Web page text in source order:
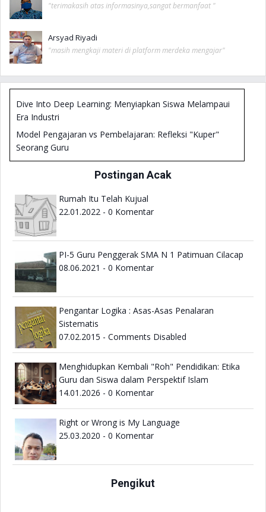
"terimakasih atas informasinya,sangat bermanfaat "
Arsyad Riyadi
"masih mengkaji materi di platform merdeka mengajar"
Dive Into Deep Learning: Menyiapkan Siswa Melampaui
Era Industri
Model Pengajaran vs Pembelajaran: Refleksi "Kuper"
Seorang Guru
Metodologi Penelitian IPA: Fondasi Riset Kelas di Era
Review Buku Deep Learning: Engage the World Change
the World
Belajar Bermakna dan Menyenangkan dengan
Diferensiasi
Sekolah Saja Tak Pernah Cukup dan Relevansinya dengan
Merdeka Belajar
Sekolah Dibubarkan Saja
Baca Buku Membangun Literasi Sains Peserta Didik
Postingan Acak
Rumah Itu Telah Kujual
22.01.2022 - 0 Komentar
PI-5 Guru Penggerak SMA N 1 Patimuan Cilacap
08.06.2021 - 0 Komentar
Pengantar Logika : Asas-Asas Penalaran
Sistematis
07.02.2015 - Comments Disabled
Menghidupkan Kembali "Roh" Pendidikan: Etika
Guru dan Siswa dalam Perspektif Islam
14.01.2026 - 0 Komentar
Right or Wrong is My Language
25.03.2020 - 0 Komentar
Pengikut